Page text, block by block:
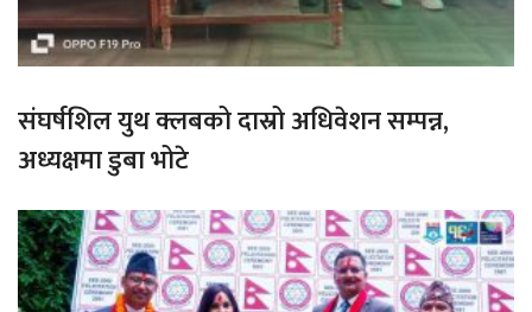
संघर्षशिल युथ क्लबको दास्रो अधिवेशन सम्पन्न,
अध्यक्षमा डुबा भोटे